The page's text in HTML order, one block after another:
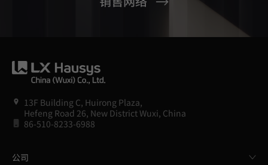
13F Building C, Huirong Plaza,
Hefeng Road 26, New District Wuxi, China
86-510-8233-6988
公司